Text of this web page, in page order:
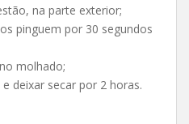
na parte exterior;
pinguem por 30 segundos
molhado;
deixar secar por 2 horas.